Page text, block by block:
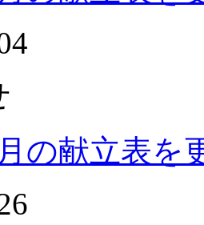
の献立表を